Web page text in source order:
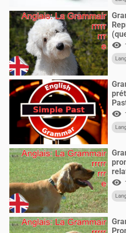
visibility
visibility
visibility